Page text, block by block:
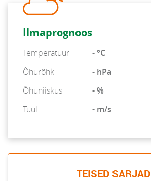
Ilmaprognoos
Temperatuur
- °C
Õhurõhk
- hPa
Õhuniiskus
- %
Tuul
- m/s
TEISED SARJAD